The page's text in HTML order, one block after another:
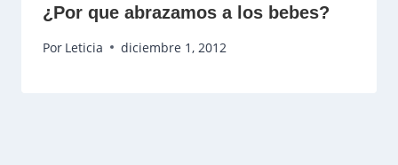
¿Por que abrazamos a los bebes?
Por Leticia diciembre 1, 2012